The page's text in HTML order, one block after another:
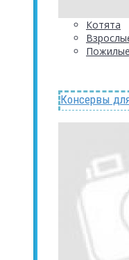
Котята
Пожилые
Консервы